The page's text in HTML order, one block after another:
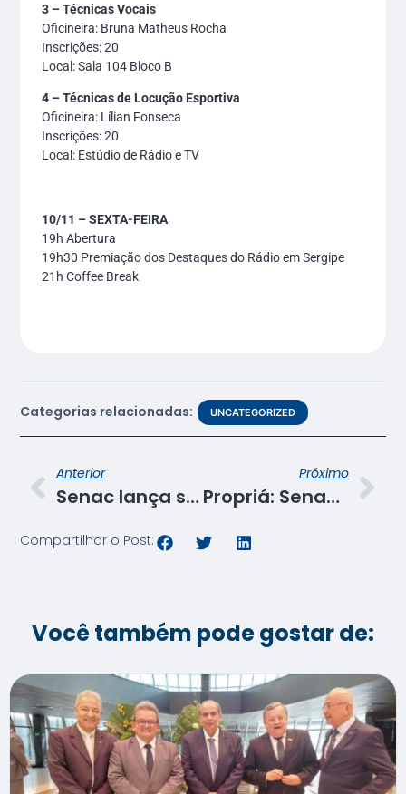
3 – Técnicas Vocais
Oficineira: Bruna Matheus Rocha
Inscrições: 20
Local: Sala 104 Bloco B
4 – Técnicas de Locução Esportiva
Oficineira: Lílian Fonseca
Inscrições: 20
Local: Estúdio de Rádio e TV
10/11 – SEXTA-FEIRA
19h Abertura
19h30 Premiação dos Destaques do Rádio em Sergipe
21h Coffee Break
Categorias relacionadas: UNCATEGORIZED
Anterior
Senac lança segunda turma do curso “Conquistando Espaço com Drones”
Próximo
Propriá: Senac encerra turma de Cozinheiro Básico e abre novo curso gratuito
Compartilhar o Post:
Você também pode gostar de: